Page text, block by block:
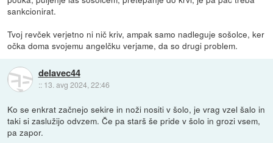
sankcionirat.
Tvoj revček verjetno ni nič kriv, ampak samo nadleguje sošolce, ker
očka doma svojemu angelčku verjame, da so drugi problem.
delavec44
:: 13. avg 2024, 22:46
Ko se enkrat začnejo sekire in noži nositi v šolo, je vrag vzel šalo in
taki si zaslužijo odvzem. Če pa starš še pride v šolo in grozi vsem,
pa zapor.